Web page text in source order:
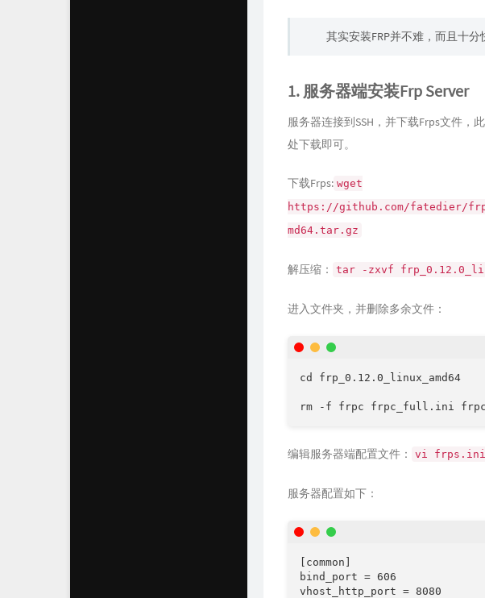
其实安装FRP并不难，而且十分
1. 服务器端安装Frp Server
服务器连接到SSH，并下载Frps文件，
处下载即可。
下载Frps: wget
https://github.com/fatedier/
md64.tar.gz
解压缩： tar -zxvf
进入文件夹，并删除多余文件：
cd frp_0.12.0_linux_amd64
rm -f frpc frpc_full.ini
编辑服务器端配置文件： vi frps.ini
服务器配置如下：
[common]
bind_port = 606
vhost_http_port = 8080